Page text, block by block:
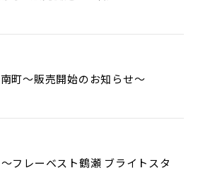
町～販売開始のお知らせ～
フレーベスト鶴瀬 ブライトスタ